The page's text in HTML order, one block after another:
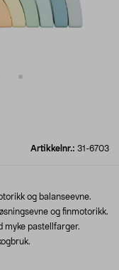
Artikkelnr.: 31-6703
og balanseevne.
og finmotorikk.
myke pastellfarger.